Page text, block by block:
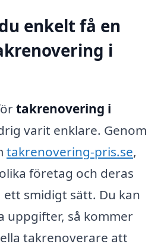
enkelt få en
i
takrenovering i
varit enklare. Genom
takrenovering-pris.se,
företag och deras
smidigt sätt. Du kan
uppgifter, så kommer
takrenoverare att